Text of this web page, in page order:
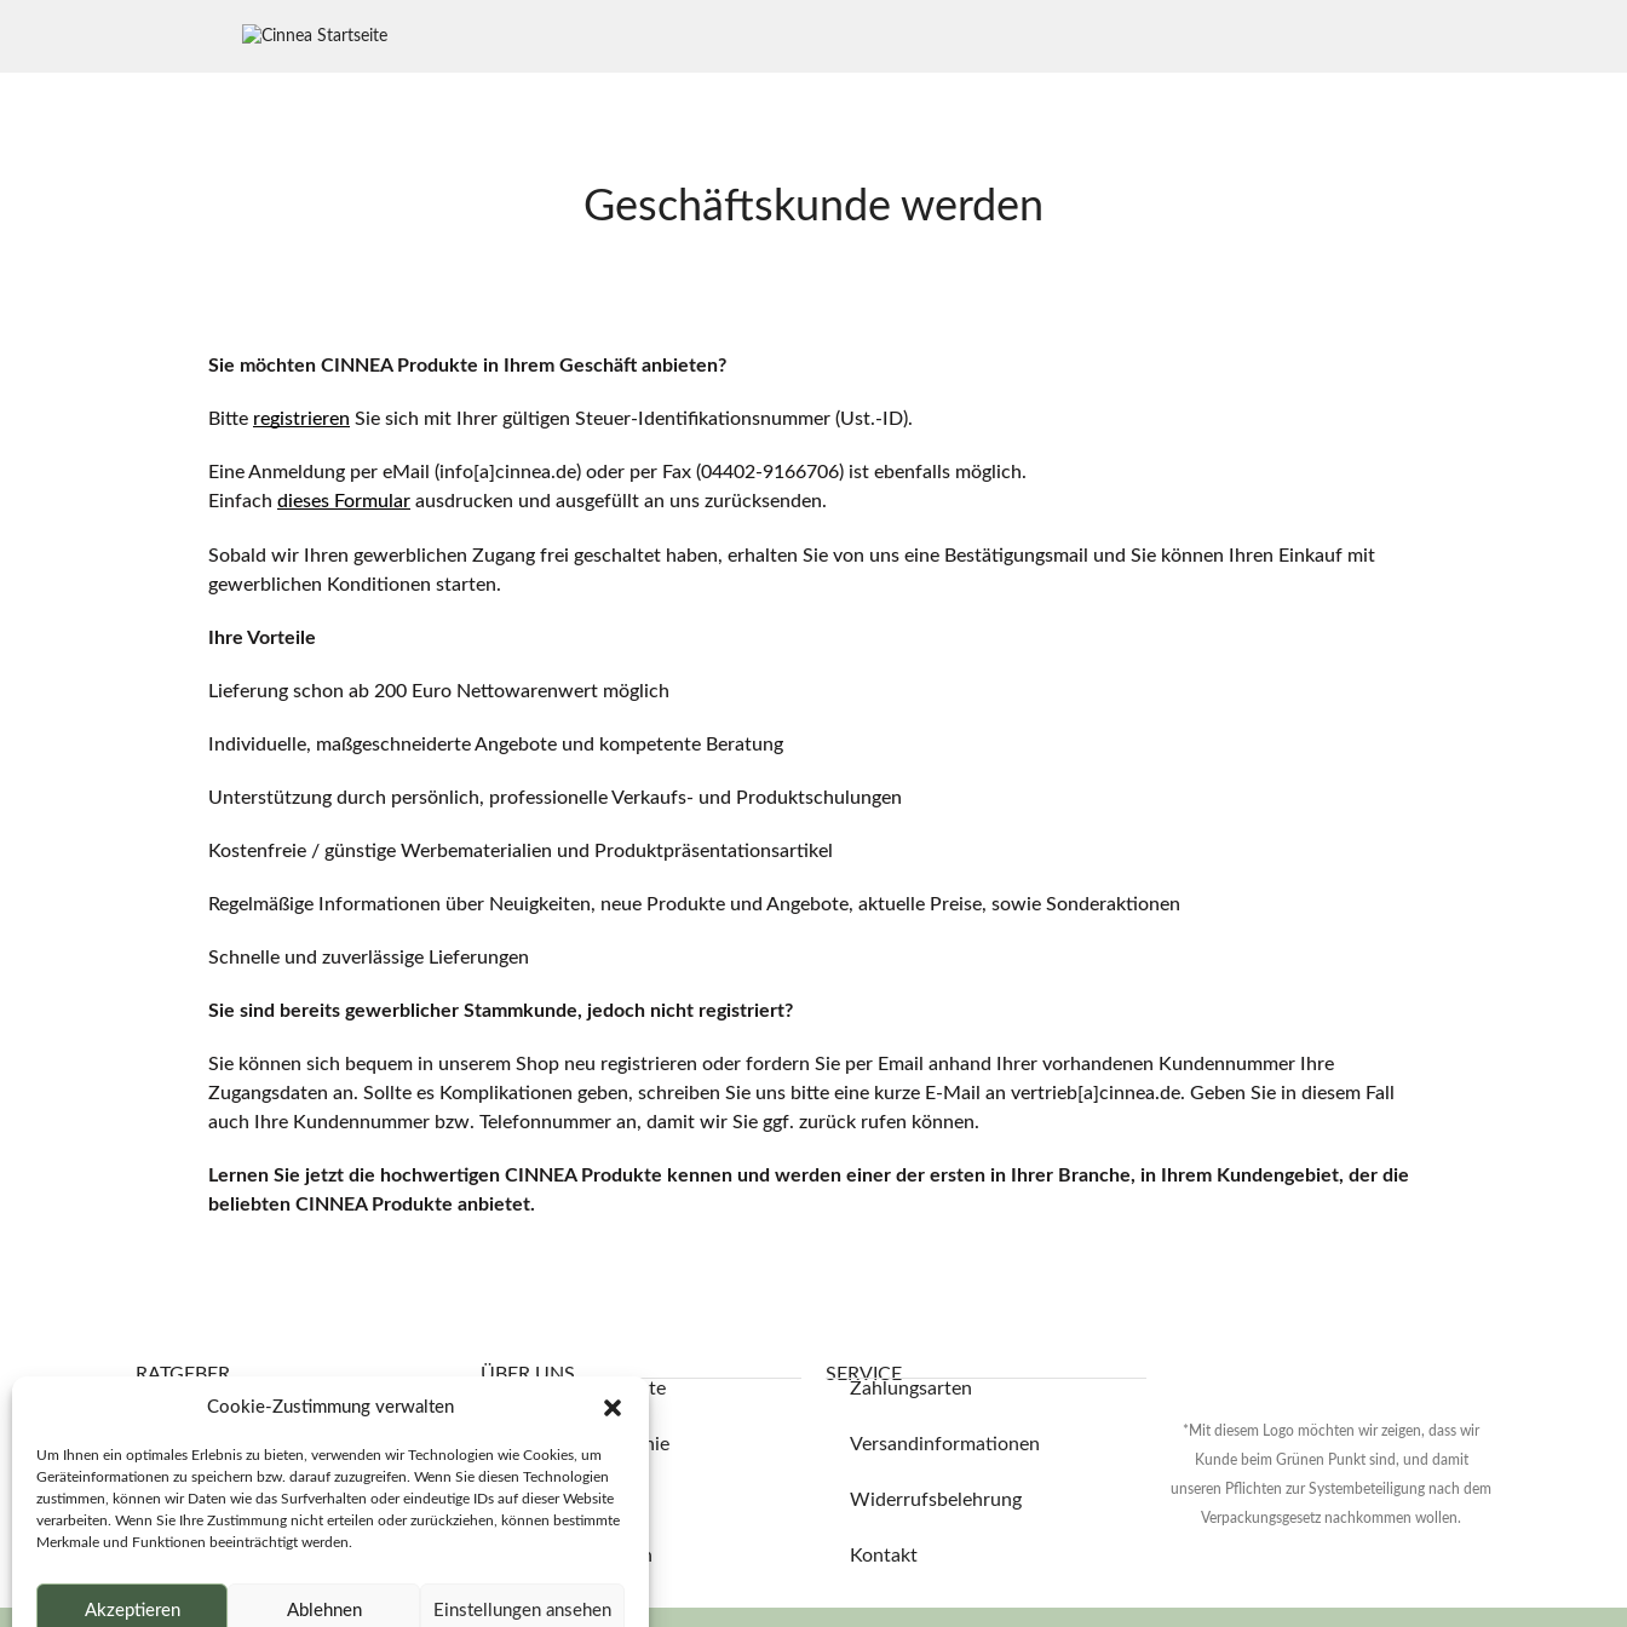
Cookie-Zustimmung verwalten
Um Ihnen ein optimales Erlebnis zu bieten, verwenden wir Technologien wie Cookies, um
Geräteinformationen zu speichern bzw. darauf zuzugreifen. Wenn Sie diesen Technologien
zustimmen, können wir Daten wie das Surfverhalten oder eindeutige IDs auf dieser Website
verarbeiten. Wenn Sie Ihre Zustimmung nicht erteilen oder zurückziehen, können bestimmte
Merkmale und Funktionen beeinträchtigt werden.
Akzeptieren Ablehnen Einstellungen ansehen
Geschäftskunde werden
Sie möchten CINNEA Produkte in Ihrem Geschäft anbieten?
Bitte registrieren Sie sich mit Ihrer gültigen Steuer-Identifikationsnummer (Ust.-ID).
Eine Anmeldung per eMail (info[a]cinnea.de) oder per Fax (04402-9166706) ist ebenfalls möglich.
Einfach dieses Formular ausdrucken und ausgefüllt an uns zurücksenden.
Sobald wir Ihren gewerblichen Zugang frei geschaltet haben, erhalten Sie von uns eine Bestätigungsmail und Sie können Ihren Einkauf mit
gewerblichen Konditionen starten.
Ihre Vorteile
Lieferung schon ab 200 Euro Nettowarenwert möglich
Individuelle, maßgeschneiderte Angebote und kompetente Beratung
Unterstützung durch persönlich, professionelle Verkaufs- und Produktschulungen
Kostenfreie / günstige Werbematerialien und Produktpräsentationsartikel
Regelmäßige Informationen über Neuigkeiten, neue Produkte und Angebote, aktuelle Preise, sowie Sonderaktionen
Schnelle und zuverlässige Lieferungen
Sie sind bereits gewerblicher Stammkunde, jedoch nicht registriert?
Sie können sich bequem in unserem Shop neu registrieren oder fordern Sie per Email anhand Ihrer vorhandenen Kundennummer Ihre
Zugangsdaten an. Sollte es Komplikationen geben, schreiben Sie uns bitte eine kurze E-Mail an vertrieb[a]cinnea.de. Geben Sie in diesem Fall
auch Ihre Kundennummer bzw. Telefonnummer an, damit wir Sie ggf. zurück rufen können.
Lernen Sie jetzt die hochwertigen CINNEA Produkte kennen und werden einer der ersten in Ihrer Branche, in Ihrem Kundengebiet, der die
beliebten CINNEA Produkte anbietet.
RATGEBER
Größentabellen
Häufig gestellte Fragen (FAQs)
ÜBER UNS
Unsere Geschichte
Unsere Philosophie
Die Produktion
Geschäftskunden
SERVICE
Zahlungsarten
Versandinformationen
Widerrufsbelehrung
Kontakt
*Mit diesem Logo möchten wir zeigen, dass wir
Kunde beim Grünen Punkt sind, und damit
unseren Pflichten zur Systembeteiligung nach dem
Verpackungsgesetz nachkommen wollen.